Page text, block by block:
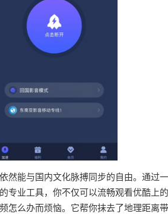
然能与国内文化脉搏同步的自由。通过
专业工具，你不仅可以流畅观看优酷上
怎么办而烦恼。它帮你抹去了地理距离